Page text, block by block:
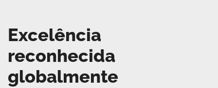
Excelência
reconhecida
globalmente